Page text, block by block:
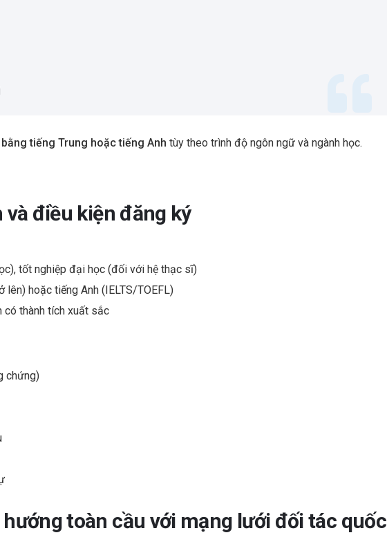
bằng tiếng Trung hoặc tiếng Anh tùy theo trình độ ngôn ngữ và ngành học.
điều kiện đăng ký
tốt nghiệp đại học (đối với hệ thạc sĩ)
lên) hoặc tiếng Anh (IELTS/TOEFL)
có thành tích xuất sắc
chứng)
toàn cầu với mạng lưới đối tác quốc